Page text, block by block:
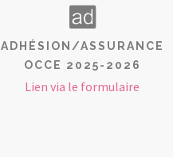
ADHÉSION/ASSURANCE
OCCE 2025-2026
Lien via le formulaire